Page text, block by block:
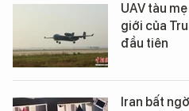
UAV tàu
giới của
đầu tiên
Iran bất